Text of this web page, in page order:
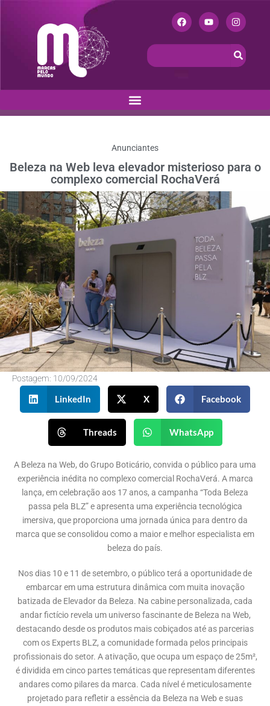
Anunciantes
Beleza na Web leva elevador misterioso para o
complexo comercial RochaVerá
Postagem: 10/09/2024
LinkedIn X Facebook
Threads WhatsApp
A Beleza na Web, do Grupo Boticário, convida o público para uma
experiência inédita no complexo comercial RochaVerá. A marca
lança, em celebração aos 17 anos, a campanha “Toda Beleza
passa pela BLZ” e apresenta uma experiência tecnológica
imersiva, que proporciona uma jornada única para dentro da
marca que se consolidou como a maior e melhor especialista em
beleza do país.
Nos dias 10 e 11 de setembro, o público terá a oportunidade de
embarcar em uma estrutura dinâmica com muita inovação
batizada de Elevador da Beleza. Na cabine personalizada, cada
andar fictício revela um universo fascinante de Beleza na Web,
destacando desde os produtos mais cobiçados até as parcerias
com os Experts BLZ, a comunidade formada pelos principais
profissionais do setor. A ativação, que ocupa um espaço de 25m²,
é dividida em cinco partes temáticas que representam diferentes
andares como pilares da marca. Cada nível é meticulosamente
projetado para refletir a essência da Beleza na Web e suas